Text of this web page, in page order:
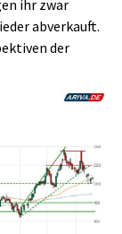
ihr zwar
abverkauft.
der